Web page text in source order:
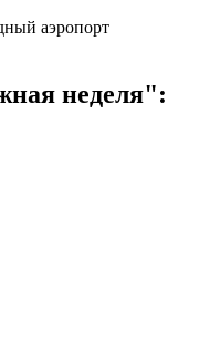
аэропорт
неделя":